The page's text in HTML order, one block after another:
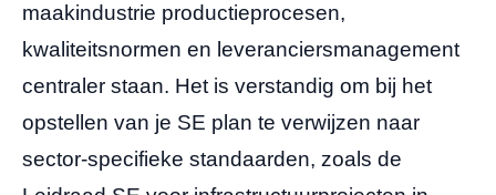
maakindustrie productieprocesen,
kwaliteitsnormen en leveranciersmanagement
centraler staan. Het is verstandig om bij het
opstellen van je SE plan te verwijzen naar
sector-specifieke standaarden, zoals de